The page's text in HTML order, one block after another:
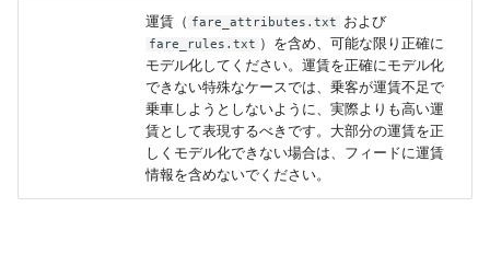
運賃（ fare_attributes.txt および
fare_rules.txt ）を含め、可能な限り正確に
モデル化してください。運賃を正確にモデル化
できない特殊なケースでは、乗客が運賃不足で
乗車しようとしないように、実際よりも高い運
賃として表現するべきです。大部分の運賃を正
しくモデル化できない場合は、フィードに運賃
情報を含めないでください。